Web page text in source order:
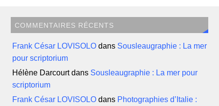
COMMENTAIRES RÉCENTS
Frank César LOVISOLO dans Sousleaugraphie : La mer
pour scriptorium
Hélène Darcourtdans Sousleaugraphie : La mer pour
scriptorium
Frank César LOVISOLO dans Photographies d’Italie :